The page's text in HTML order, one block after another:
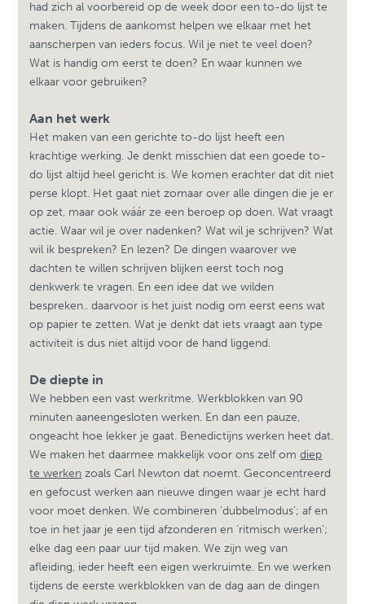
had zich al voorbereid op de week door een to-do lijst te
maken. Tijdens de aankomst helpen we elkaar met het
aanscherpen van ieders focus. Wil je niet te veel doen?
Wat is handig om eerst te doen? En waar kunnen we
elkaar voor gebruiken?
Aan het werk
Het maken van een gerichte to-do lijst heeft een
krachtige werking. Je denkt misschien dat een goede to-
do lijst altijd heel gericht is. We komen erachter dat dit niet
perse klopt. Het gaat niet zomaar over alle dingen die je er
op zet, maar ook wáár ze een beroep op doen. Wat vraagt
actie. Waar wil je over nadenken? Wat wil je schrijven? Wat
wil ik bespreken? En lezen? De dingen waarover we
dachten te willen schrijven blijken eerst toch nog
denkwerk te vragen. En een idee dat we wilden
bespreken.. daarvoor is het juist nodig om eerst eens wat
op papier te zetten. Wat je denkt dat iets vraagt aan type
activiteit is dus niet altijd voor de hand liggend.
De diepte in
We hebben een vast werkritme. Werkblokken van 90
minuten aaneengesloten werken. En dan een pauze,
ongeacht hoe lekker je gaat. Benedictijns werken heet dat.
We maken het daarmee makkelijk voor ons zelf omdiep
te werken zoals Carl Newton dat noemt. Geconcentreerd
en gefocust werken aan nieuwe dingen waar je echt hard
voor moet denken. We combineren ‘dubbelmodus’; af en
toe in het jaar je een tijd afzonderen en ‘ritmisch werken’;
elke dag een paar uur tijd maken. We zijn weg van
afleiding, ieder heeft een eigen werkruimte. En we werken
tijdens de eerste werkblokken van de dag aan de dingen